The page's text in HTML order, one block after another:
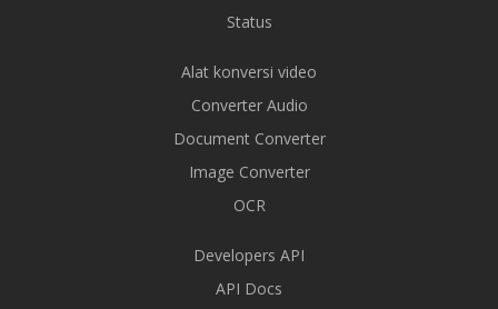
Status
Alat konversi video
Converter Audio
Document Converter
Image Converter
OCR
Developers API
API Docs